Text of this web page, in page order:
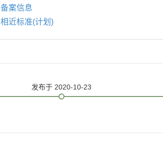
备案信息
相近标准(计划)
发布于 2020-10-23